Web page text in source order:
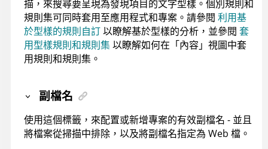
描，來搜尋要呈現為發現項目的文字型樣。個別規則和
規則集可同時套用至應用程式和專案。請參閱 利用基
於型樣的規則自訂以瞭解基於型樣的分析，並參閱 套
用型樣規則和規則集以瞭解如何在「內容」視圖中套
用規則和規則集。
副檔名
使用這個標籤，來配置或新增專案的有效副檔名 - 並且
將檔案從掃描中排除，以及將副檔名指定為 Web 檔。